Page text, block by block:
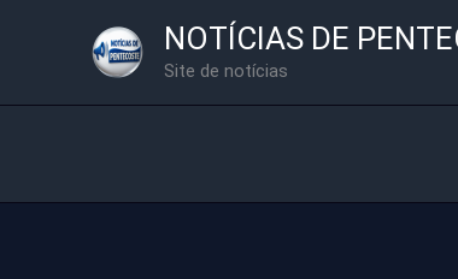
NOTÍCIAS DE
Site de notícias